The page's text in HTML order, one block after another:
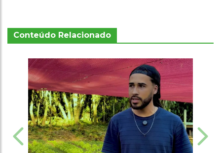
Conteúdo Relacionado